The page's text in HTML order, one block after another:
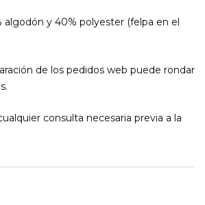
algodón y 40% polyester (felpa en el
de los pedidos web puede rondar
consulta necesaria previa a la